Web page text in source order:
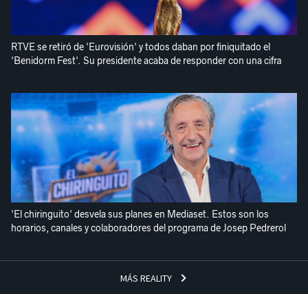
MÁS REALITY
RTVE se retiró de 'Eurovisión' y todos daban por finiquitado el
'Benidorm Fest'. Su presidente acaba de responder con una cifra
'El chiringuito' desvela sus planes en Mediaset. Estos son los
horarios, canales y colaboradores del programa de Josep Pedrerol